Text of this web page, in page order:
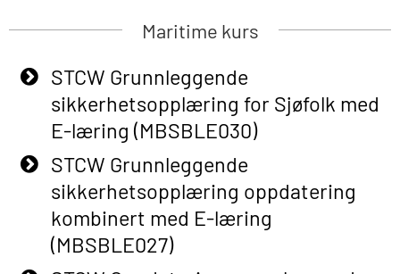
Basic Safety Training (English) – with
Adaptive E-learning (OBSBLE047)
Basic Safety Training – Refresher
Course (English) with E-learning
(OBSBLE048)
Basic Safety Training – Refresher
Course (English) (OBS1063)
Basic Safety Training (English) – with
E-learning (OBSBLE050)
Maritime kurs
STCW Grunnleggende
sikkerhetsopplæring for Sjøfolk med
E-læring (MBSBLE030)
STCW Grunnleggende
sikkerhetsopplæring oppdatering
kombinert med E-læring
(MBSBLE027)